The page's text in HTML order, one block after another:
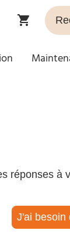
réponses à
J'ai besoin